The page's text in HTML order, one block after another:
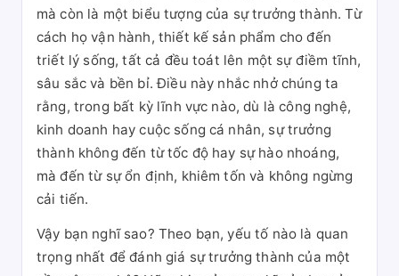
mà còn là một biểu tượng của sự trưởng thành. Từ
cách họ vận hành, thiết kế sản phẩm cho đến
triết lý sống, tất cả đều toát lên một sự điềm tĩnh,
sâu sắc và bền bỉ. Điều này nhắc nhở chúng ta
rằng, trong bất kỳ lĩnh vực nào, dù là công nghệ,
kinh doanh hay cuộc sống cá nhân, sự trưởng
thành không đến từ tốc độ hay sự hào nhoáng,
mà đến từ sự ổn định, khiêm tốn và không ngừng
cải tiến.
Vậy bạn nghĩ sao? Theo bạn, yếu tố nào là quan
trọng nhất để đánh giá sự trưởng thành của một